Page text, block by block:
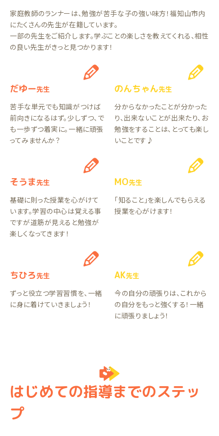
家庭教師のランナーは、勉強が苦手な子の強い味方！福知山市内
にたくさんの先生が在籍しています。
一部の先生をご紹介します。学ぶことの楽しさを教えてくれる、相性
の良い先生がきっと見つかります！
だゆー先生
苦手な単元でも知識がつけば
前向きになるはず。少しずつ、で
も一歩ずつ着実に。一緒に頑張
ってみませんか？
のんちゃん先生
分からなかったことが分かった
り、出来ないことが出来たり、お
勉強をすることは、とっても楽し
いことです♪
そうま先生
基礎に則った授業を心がけて
います。学習の中心は覚える事
ですが道筋が見えると勉強が
楽しくなってきます！
MO先生
「知ること」を楽しんでもらえる
授業を心がけます！
ちひろ先生
ずっと役立つ学習習慣を、一緒
に身に着けていきましょう！
AK先生
今の自分の頑張りは、これから
の自分をもっと強くする！一緒
に頑張りましょう！
はじめての指導までのステッ
プ